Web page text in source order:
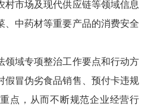
村市场及现代供应链等领域信息
、中药材等重要产品的消费安全
域专项整治工作要点和行动方
假冒伪劣食品销售、预付卡违规
点，从而不断规范企业经营行